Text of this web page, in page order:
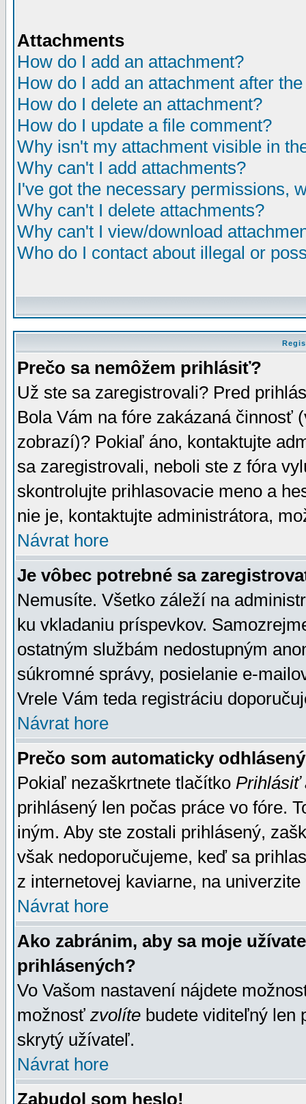
Attachments
How do I add an attachment?
How do I add an attachment after
How do I delete an attachment?
How do I update a file comment?
Why isn't my attachment visible in
Why can't I add attachments?
I've got the necessary permissions,
Why can't I delete attachments?
Why can't I view/download
Who do I contact about illegal or
Prečo sa nemôžem prihlásiť?
Už ste sa zaregistrovali? Pred
Bola Vám na fóre zakázaná činnosť
zobrazí)? Pokiaľ áno, kontaktujte
sa zaregistrovali, neboli ste z fóra
skontrolujte prihlasovacie meno a
nie je, kontaktujte administrátora,
Návrat hore
Je vôbec potrebné sa
Nemusíte. Všetko záleží na
ku vkladaniu príspevkov.
ostatným službám nedostupným
súkromné správy, posielanie e-
Vrele Vám teda registráciu
Návrat hore
Prečo som automaticky
Pokiaľ nezaškrtnete tlačítko Prihlásiť
prihlásený len počas práce vo fóre.
iným. Aby ste zostali prihlásený,
však nedoporučujeme, keď sa
z internetovej kaviarne, na univerzite
Návrat hore
Ako zabránim, aby sa moje
prihlásených?
Vo Vašom nastavení nájdete
možnosť zvolíte budete viditeľný len
skrytý užívateľ.
Návrat hore
Zabudol som heslo!